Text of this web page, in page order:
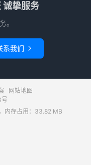
诚挚服务
。
系我们 
网站地图
内存占用：33.82 MB